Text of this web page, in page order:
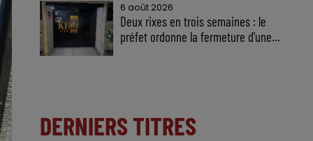
6 août 2026
Deux rixes en trois semaines : le
préfet ordonne la fermeture d'une...
DERNIERS TITRES